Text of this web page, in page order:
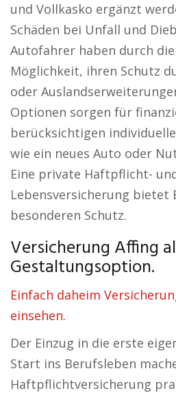
und Vollkasko ergänzt
Schäden bei Unfall und
Autofahrer haben durch
Möglichkeit, ihren Schutz
oder
Optionen sorgen für
berücksichtigen
wie ein neues Auto oder
Eine private Haftpflicht-
Lebensversicherung bietet
besonderen Schutz.
Versicherung Affing
Gestaltungsoption.
Einfach daheim
einsehen.
Der Einzug in die erste
Start ins Berufsleben
Haftpflichtversicherung